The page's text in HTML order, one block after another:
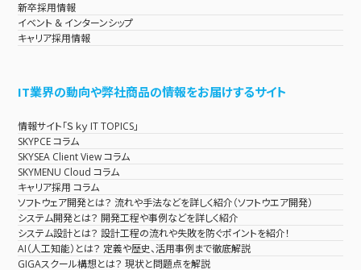
新卒採用情報
イベント & インターンシップ
キャリア採用情報
IT業界の動向や弊社商品の情報をお届けするサイト
情報サイト「Ｓｋｙ IT TOPICS」
SKYPCE コラム
SKYSEA Client View コラム
SKYMENU Cloud コラム
キャリア採用 コラム
ソフトウェア開発とは？ 流れや手法などを詳しく紹介（ソフトウエア開発）
システム開発とは？ 開発工程や事例などを詳しく紹介
システム設計とは？ 設計工程の流れや失敗を防ぐポイントを紹介！
AI（人工知能）とは？ 定義や歴史、活用事例まで徹底解説
GIGAスクール構想とは？ 現状と問題点を解説